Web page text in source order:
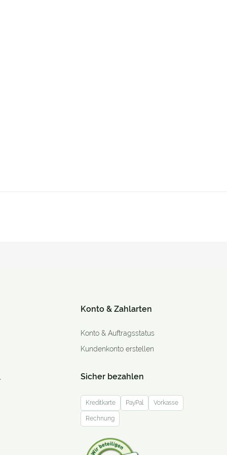
Konto & Zahlarten
Konto & Auftragsstatus
Kundenkonto erstellen
Sicher bezahlen
Kreditkarte PayPal Vorkasse
Rechnung